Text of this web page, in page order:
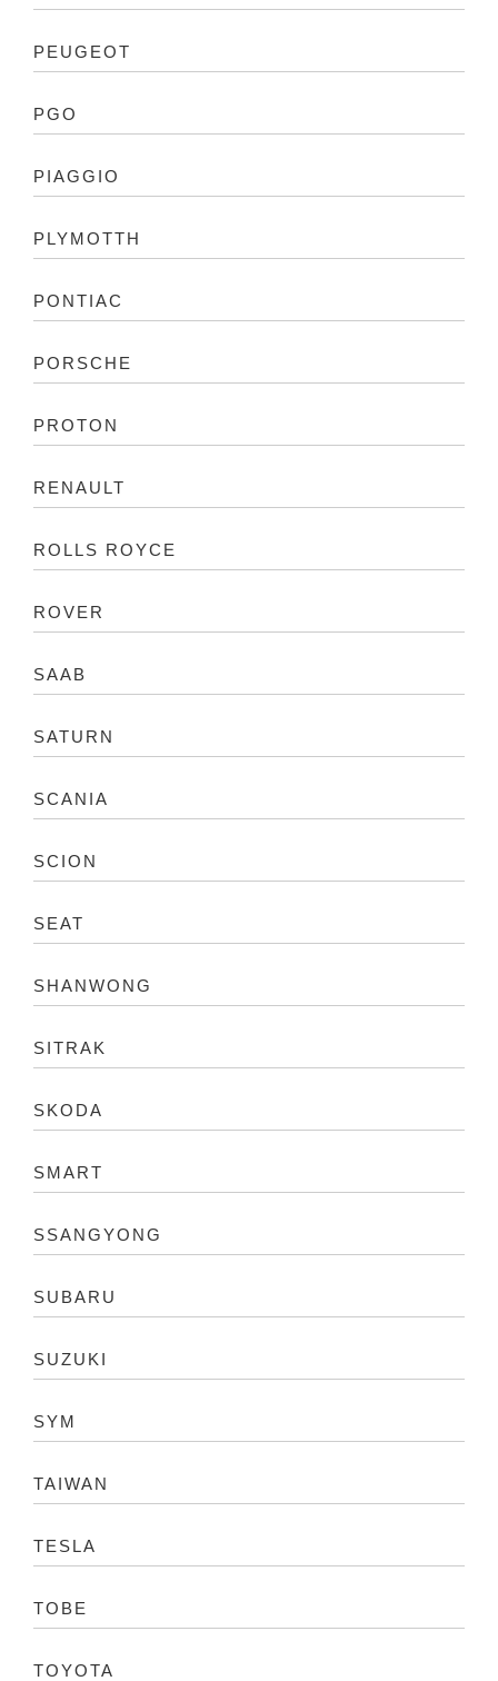
PEUGEOT
PGO
PIAGGIO
PLYMOTTH
PONTIAC
PORSCHE
PROTON
RENAULT
ROLLS ROYCE
ROVER
SAAB
SATURN
SCANIA
SCION
SEAT
SHANWONG
SITRAK
SKODA
SMART
SSANGYONG
SUBARU
SUZUKI
SYM
TAIWAN
TESLA
TOBE
TOYOTA